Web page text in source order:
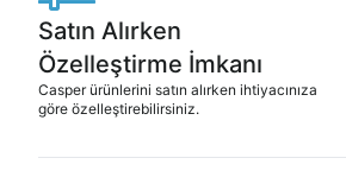
Satın Alırken
Özelleştirme İmkanı
Casper ürünlerini satın alırken ihtiyacınıza
göre özelleştirebilirsiniz.